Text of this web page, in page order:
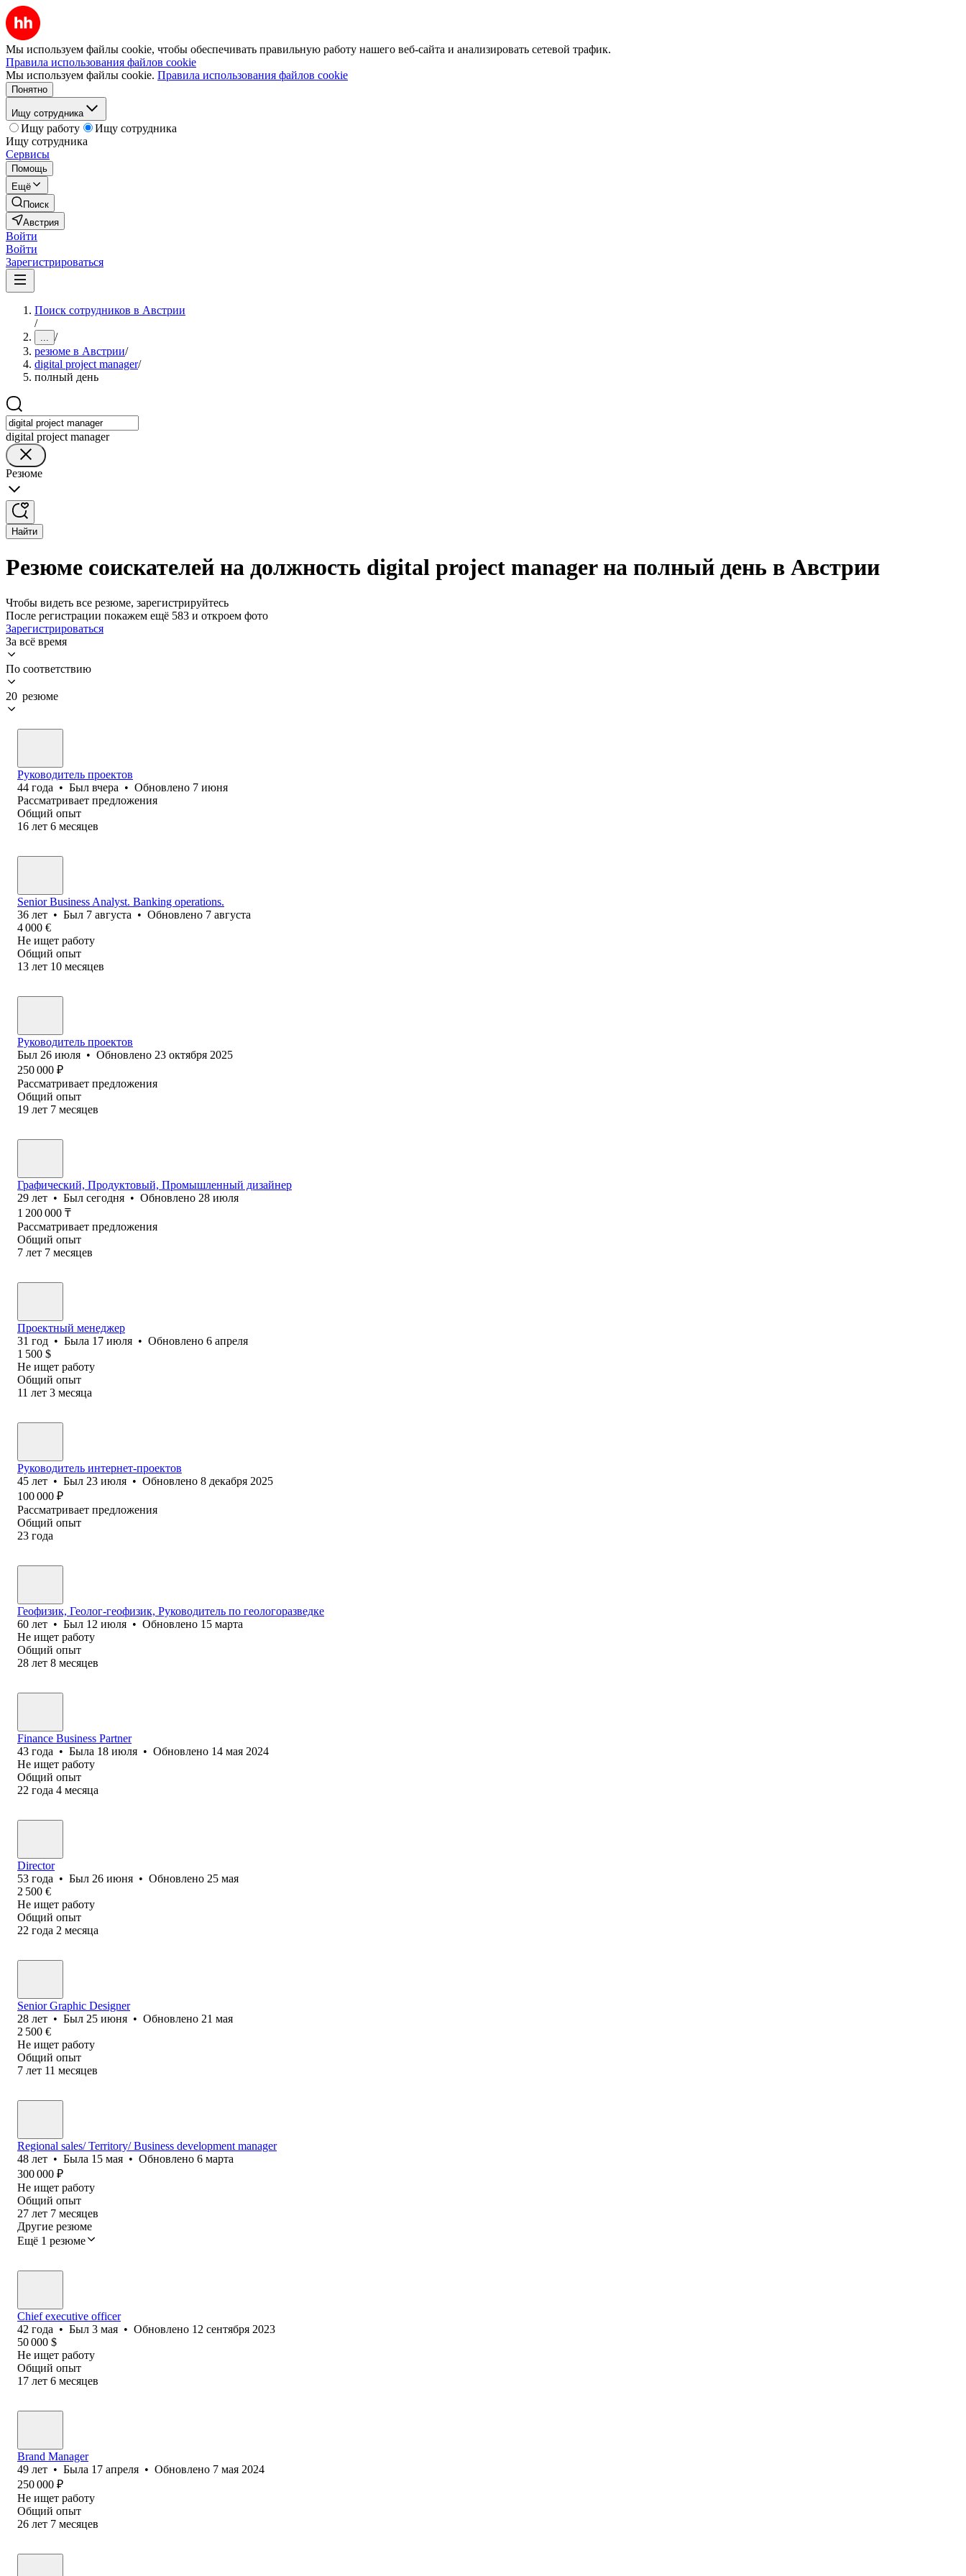
Мы используем файлы cookie, чтобы обеспечивать правильную работу нашего веб-сайта и анализировать сетевой трафик.
Правила использования файлов cookie
Мы используем файлы cookie. Правила использования файлов cookie
Понятно
Ищу сотрудника
Ищу работу
Ищу сотрудника
Ищу сотрудника
Сервисы
Помощь
Ещё
Поиск
Австрия
Войти
Войти
Зарегистрироваться
Поиск сотрудников в Австрии
/
... /
резюме в Австрии/
digital project manager/
полный день
digital project manager
Резюме
Найти
Резюме соискателей на должность digital project manager на полный день в Австрии
Чтобы видеть все резюме, зарегистрируйтесь
После регистрации покажем ещё 583 и откроем фото
Зарегистрироваться
За всё время
По соответствию
20 резюме
Руководитель проектов
44 года • Был вчера • Обновлено 7 июня
Рассматривает предложения
Общий опыт
16 лет 6 месяцев
Senior Business Analyst. Banking operations.
36 лет • Был 7 августа • Обновлено 7 августа
4 000 €
Не ищет работу
Общий опыт
13 лет 10 месяцев
Руководитель проектов
Был 26 июля • Обновлено 23 октября 2025
250 000 ₽
Рассматривает предложения
Общий опыт
19 лет 7 месяцев
Графический, Продуктовый, Промышленный дизайнер
29 лет • Был сегодня • Обновлено 28 июля
1 200 000 ₸
Рассматривает предложения
Общий опыт
7 лет 7 месяцев
Проектный менеджер
31 год • Была 17 июля • Обновлено 6 апреля
1 500 $
Не ищет работу
Общий опыт
11 лет 3 месяца
Руководитель интернет-проектов
45 лет • Был 23 июля • Обновлено 8 декабря 2025
100 000 ₽
Рассматривает предложения
Общий опыт
23 года
Геофизик, Геолог-геофизик, Руководитель по геологоразведке
60 лет • Был 12 июля • Обновлено 15 марта
Не ищет работу
Общий опыт
28 лет 8 месяцев
Finance Business Partner
43 года • Была 18 июля • Обновлено 14 мая 2024
Не ищет работу
Общий опыт
22 года 4 месяца
Director
53 года • Был 26 июня • Обновлено 25 мая
2 500 €
Не ищет работу
Общий опыт
22 года 2 месяца
Senior Graphic Designer
28 лет • Был 25 июня • Обновлено 21 мая
2 500 €
Не ищет работу
Общий опыт
7 лет 11 месяцев
Regional sales/ Territory/ Business development manager
48 лет • Была 15 мая • Обновлено 6 марта
300 000 ₽
Не ищет работу
Общий опыт
27 лет 7 месяцев
Другие резюме
Ещё 1 резюме
Chief executive officer
42 года • Был 3 мая • Обновлено 12 сентября 2023
50 000 $
Не ищет работу
Общий опыт
17 лет 6 месяцев
Brand Manager
49 лет • Была 17 апреля • Обновлено 7 мая 2024
250 000 ₽
Не ищет работу
Общий опыт
26 лет 7 месяцев